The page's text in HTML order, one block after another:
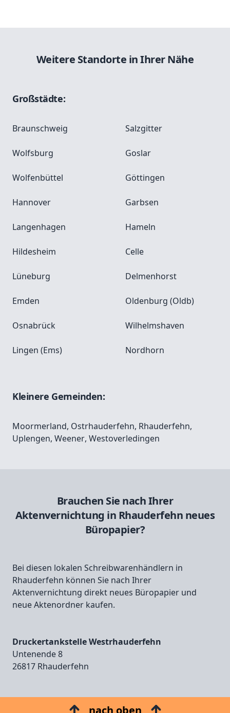
Weitere Standorte in Ihrer Nähe
Großstädte:
Braunschweig Salzgitter
Wolfsburg Goslar
Wolfenbüttel Göttingen
Hannover Garbsen
Langenhagen Hameln
Hildesheim Celle
Lüneburg Delmenhorst
Emden Oldenburg (Oldb)
Osnabrück Wilhelmshaven
Lingen (Ems) Nordhorn
Kleinere Gemeinden:
Moormerland, Ostrhauderfehn, Rhauderfehn,
Uplengen, Weener, Westoverledingen
Brauchen Sie nach Ihrer
Aktenvernichtung in Rhauderfehn neues
Büropapier?
Bei diesen lokalen Schreibwarenhändlern in
Rhauderfehn können Sie nach Ihrer
Aktenvernichtung direkt neues Büropapier und
neue Aktenordner kaufen.
Druckertankstelle Westrhauderfehn
Untenende 8
26817 Rhauderfehn